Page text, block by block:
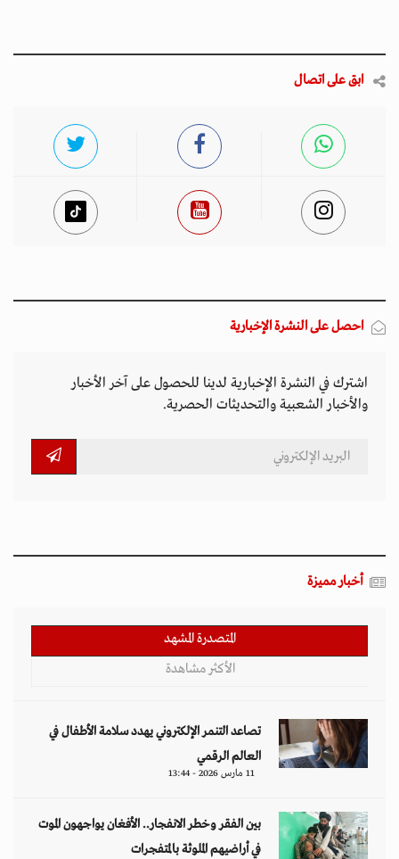
ابق على اتصال
احصل على النشرة الإخبارية
اشترك في النشرة الإخبارية لدينا للحصول على آخر الأخبار
والأخبار الشعبية والتحديثات الحصرية.
أخبار مميزة
المتصدرة المشهد
الأكثر مشاهدة
تصاعد التنمر الإلكتروني يهدد سلامة الأطفال في
العالم الرقمي
11 مارس 2026 - 13:44
بين الفقر وخطر الانفجار.. الأفغان يواجهون الموت
في أراضيهم الملوثة بالمتفجرات